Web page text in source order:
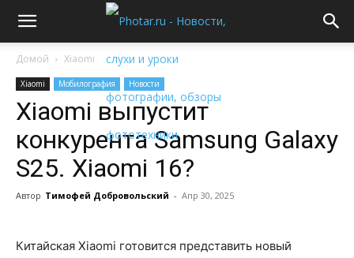
Домой Xiaomi
Xiaomi Мобилография Новости
Xiaomi выпустит
конкурента Samsung Galaxy
S25. Xiaomi 16?
Автор Тимофей Добровольский - Апр 30, 2025
Китайская Xiaomi готовится представить новый